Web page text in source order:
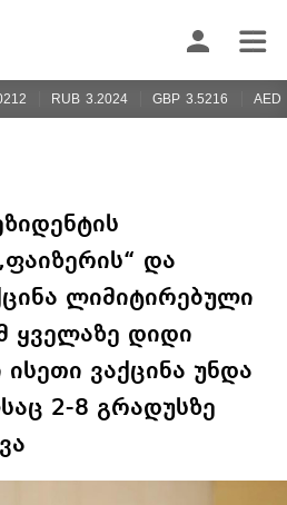
RUB 3.2024 GBP 3.5216 AED
და
ლიმიტირებული
ყველაზე დიდი
ვაქცინა უნდა
2-8 გრადუსზე